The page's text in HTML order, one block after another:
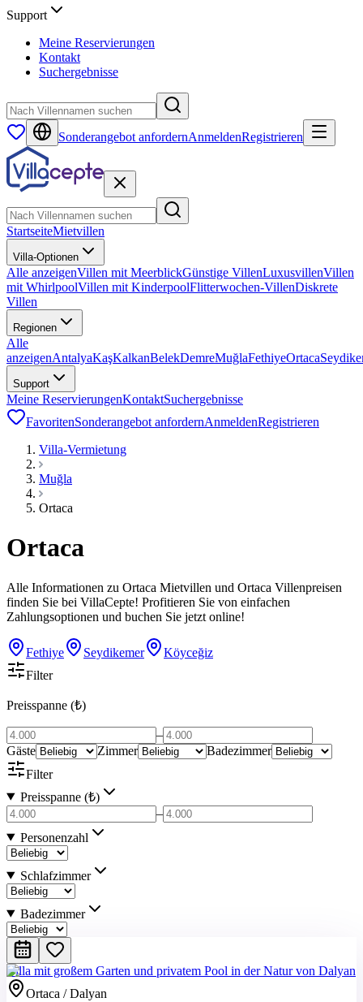
Support
Meine Reservierungen
Kontakt
Suchergebnisse
Sonderangebot anfordernAnmeldenRegistrieren
StartseiteMietvillen
Villa-Optionen
Alle anzeigenVillen mit MeerblickGünstige VillenLuxusvillenVillen
mit WhirlpoolVillen mit KinderpoolFlitterwochen-VillenDiskrete
Villen
Regionen
Alle
anzeigenAntalyaKaşKalkanBelekDemreMuğlaFethiyeOrtaca
Support
Meine ReservierungenKontaktSuchergebnisse
FavoritenSonderangebot anfordernAnmeldenRegistrieren
Villa-Vermietung
Muğla
Ortaca
Ortaca
Alle Informationen zu Ortaca Mietvillen und Ortaca Villenpreisen
finden Sie bei VillaCepte! Profitieren Sie von einfachen
Zahlungsoptionen und buchen Sie jetzt online!
Fethiye Seydikemer
Köyceğiz
Filter
Preisspanne (₺)
–
Gäste
Zimmer
Badezimmer
Filter
Preisspanne (₺)
–
Personenzahl
Schlafzimmer
Badezimmer
Villa mit großem Garten und privatem Pool in der Natur von Dalyan
Ortaca / Dalyan